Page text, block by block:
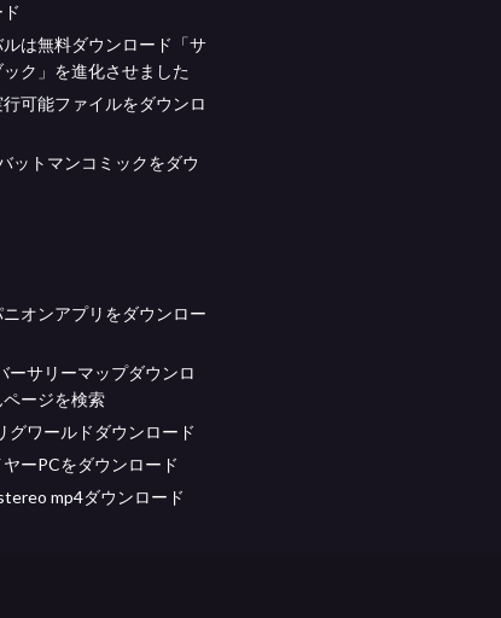
は無料ダウンロード「サ
ク」を進化させました
可能ファイルをダウンロ
ットマンコミックをダウ
オンアプリをダウンロー
ーサリーマップダウンロ
ージを検索
グワールドダウンロード
ーPCをダウンロード
mp4ダウンロード